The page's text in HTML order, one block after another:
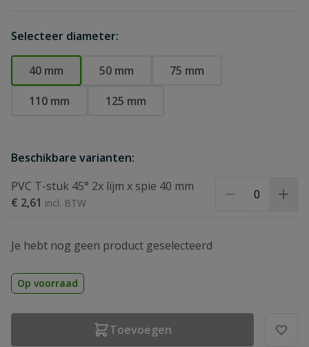
Selecteer diameter:
40 mm 50 mm
75 mm
110 mm
125 mm
Beschikbare varianten:
PVC T-stuk 45° 2x lijm x spie 40 mm
€ 2,61
Je hebt nog geen product geselecteerd
Op voorraad
Toevoegen